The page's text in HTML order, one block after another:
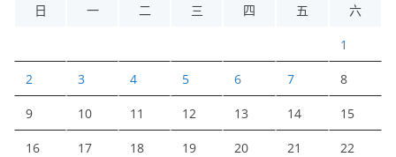
日
一 二 三 四 五 六
1
2 3 4 5 6 7 8
9 10 11 12 13 14 15
16 17 18 19 20 21 22